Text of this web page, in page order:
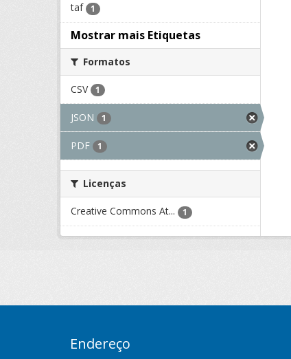
taf 1
Mostrar mais Etiquetas
Formatos
CSV 1
JSON 1
PDF 1
Licenças
Creative Commons At... 1
Endereço